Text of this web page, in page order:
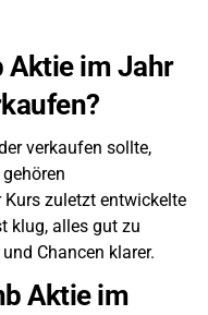
Aktie im Jahr
verkaufen sollte,
zuletzt entwickelte
klug, alles gut zu
Chancen klarer.
Aktie im